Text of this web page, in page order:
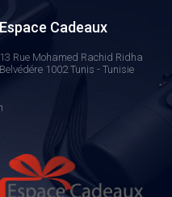
Espace Cadeaux
13 Rue Mohamed Rachid Ridha
Belvédére 1002 Tunis - Tunisie